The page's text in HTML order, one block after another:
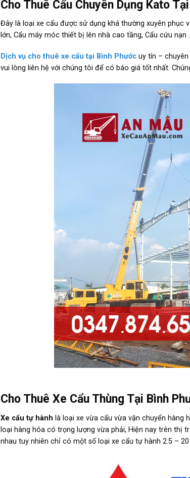
Cho Thuê Cẩu Chuyên Dụng Kato
Đây là loại xe cẩu được sử dụng khá thường xuyên
lớn, Cẩu máy móc thiết bị lên nhà cao tầng, Cẩu cứu nạn
Dịch vụ cho thuê xe cẩu tại Bình Phước uy tín –
vui lòng liên hệ với chúng tôi để có báo giá tốt nhất.
Cho Thuê Xe Cẩu Thùng Tại Bình
Xe cẩu tự hành là loại xe vừa cẩu vừa vận chuyển hàng
loại hàng hóa có trọng lượng vừa phải, Hiện nay trên thị
nhau tuy nhiên chỉ có một số loại xe cẩu tự hành 2.5 –